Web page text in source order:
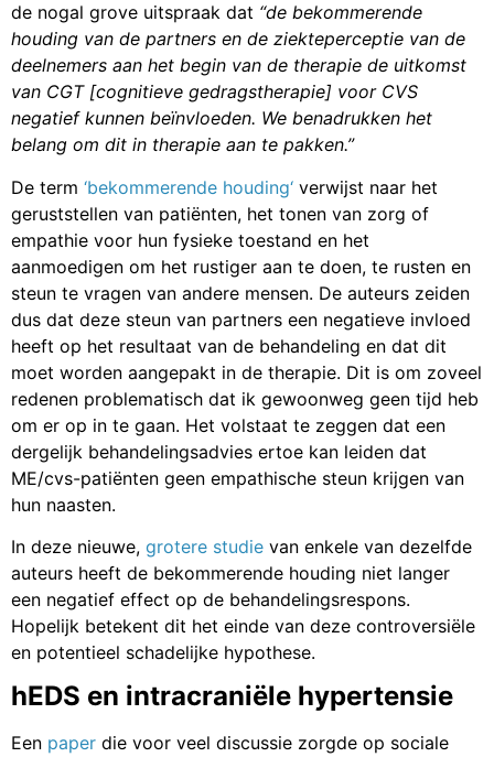
de nogal grove uitspraak dat “de bekommerende
houding van de partners en de ziekteperceptie van de
deelnemers aan het begin van de therapie de uitkomst
van CGT [cognitieve gedragstherapie] voor CVS
negatief kunnen beïnvloeden. We benadrukken het
belang om dit in therapie aan te pakken.”
De term ‘bekommerende houding‘ verwijst naar het
geruststellen van patiënten, het tonen van zorg of
empathie voor hun fysieke toestand en het
aanmoedigen om het rustiger aan te doen, te rusten en
steun te vragen van andere mensen. De auteurs zeiden
dus dat deze steun van partners een negatieve invloed
heeft op het resultaat van de behandeling en dat dit
moet worden aangepakt in de therapie. Dit is om zoveel
redenen problematisch dat ik gewoonweg geen tijd heb
om er op in te gaan. Het volstaat te zeggen dat een
dergelijk behandelingsadvies ertoe kan leiden dat
ME/cvs-patiënten geen empathische steun krijgen van
hun naasten.
In deze nieuwe, grotere studie van enkele van dezelfde
auteurs heeft de bekommerende houding niet langer
een negatief effect op de behandelingsrespons.
Hopelijk betekent dit het einde van deze controversiële
en potentieel schadelijke hypothese.
hEDS en intracraniële hypertensie
Een paper die voor veel discussie zorgde op sociale